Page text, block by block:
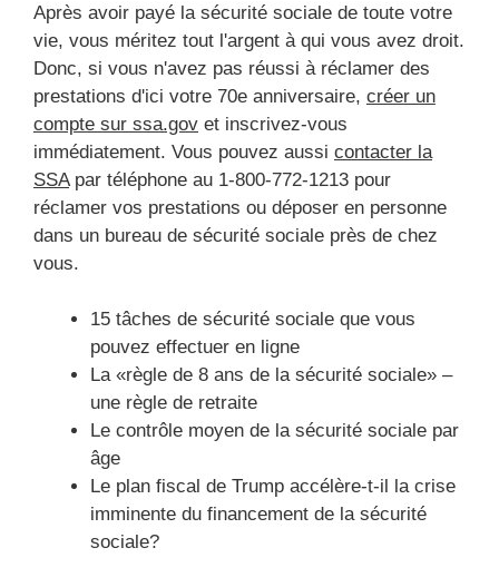
Après avoir payé la sécurité sociale de toute votre
vie, vous méritez tout l'argent à qui vous avez droit.
Donc, si vous n'avez pas réussi à réclamer des
prestations d'ici votre 70e anniversaire, créer un
compte sur ssa.gov et inscrivez-vous
immédiatement. Vous pouvez aussi contacter la
SSApar téléphone au 1-800-772-1213 pour
réclamer vos prestations ou déposer en personne
dans un bureau de sécurité sociale près de chez
vous.
15 tâches de sécurité sociale que vous
pouvez effectuer en ligne
La «règle de 8 ans de la sécurité sociale» –
une règle de retraite
Le contrôle moyen de la sécurité sociale par
âge
Le plan fiscal de Trump accélère-t-il la crise
imminente du financement de la sécurité
sociale?